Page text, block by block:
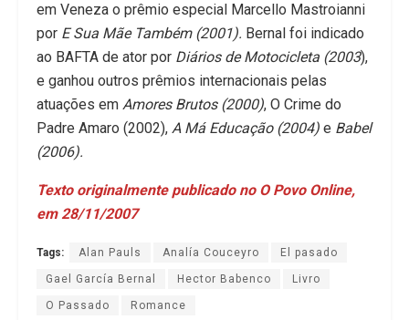
em Veneza o prêmio especial Marcello Mastroianni
por E Sua Mãe Também (2001). Bernal foi indicado
ao BAFTA de ator por Diários de Motocicleta (2003),
e ganhou outros prêmios internacionais pelas
atuações em Amores Brutos (2000), O Crime do
Padre Amaro (2002), A Má Educação (2004) e Babel
(2006).
Texto originalmente publicado no O Povo Online,
em 28/11/2007
Tags: Alan Pauls Analía Couceyro El pasado
Gael García Bernal Hector Babenco Livro
O Passado Romance